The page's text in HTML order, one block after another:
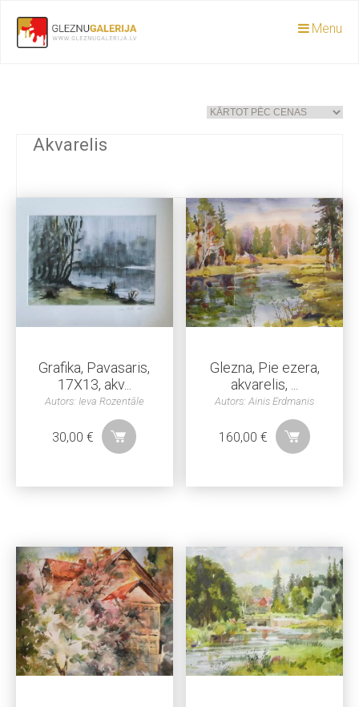
Menu
Akvarelis
Grafika, Pavasaris,
17X13, akv...
Autors: Ieva Rozentāle
30,00€
Glezna, Pie ezera,
akvarelis, ...
Autors: Ainis Erdmanis
160,00€